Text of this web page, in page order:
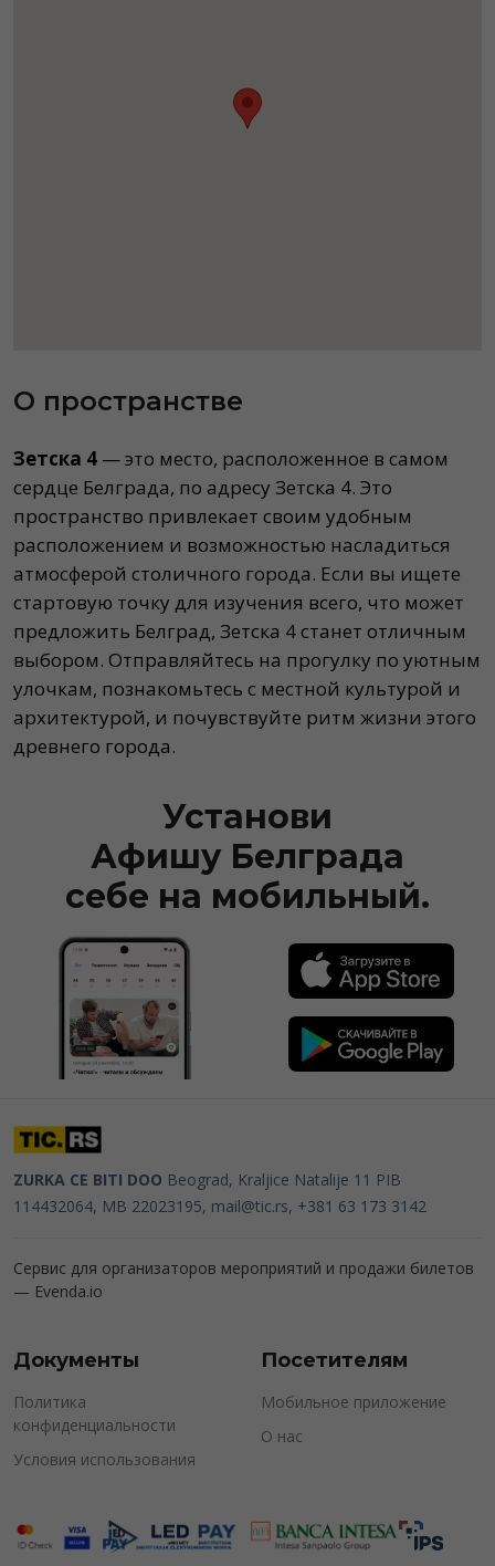
О пространстве
Зетска 4 — это место, расположенное в самом
сердце Белграда, по адресу Зетска 4. Это
пространство привлекает своим удобным
расположением и возможностью насладиться
атмосферой столичного города. Если вы ищете
стартовую точку для изучения всего, что может
предложить Белград, Зетска 4 станет отличным
выбором. Отправляйтесь на прогулку по уютным
улочкам, познакомьтесь с местной культурой и
архитектурой, и почувствуйте ритм жизни этого
древнего города.
Установи
Афишу Белграда
себе на мобильный.
ZURKA CE BITI DOO Beograd, Kraljice Natalije 11 PIB
114432064, MB 22023195, mail@tic.rs, +381 63 173 3142
Сервис для организаторов мероприятий и продажи билетов
— Evenda.io
Документы
Политика
конфиденциальности
Условия использования
Посетителям
Мобильное приложение
О нас